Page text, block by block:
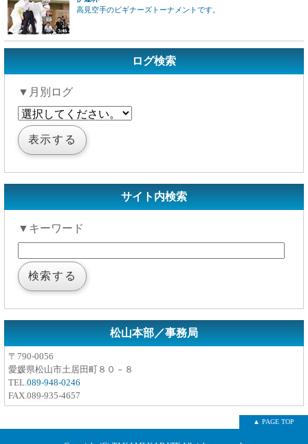
高見空手のビギナーズトーナメントです。
ログ検索
▼月別ログ
サイト内検索
▼キーワード
松山本部／事務局
〒790-0056
愛媛県松山市土居田町８０－８
TEL. 089-948-0246
FAX.089-935-4657
▲ PAGE TOP